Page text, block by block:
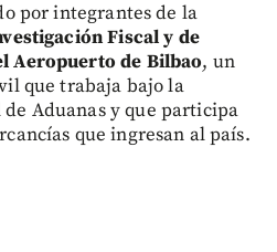
por integrantes de la
Fiscal y de
Aeropuerto de Bilbao, un
que trabaja bajo la
Aduanas y que participa
que ingresan al país.